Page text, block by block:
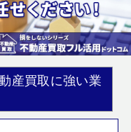
産買取に強い業